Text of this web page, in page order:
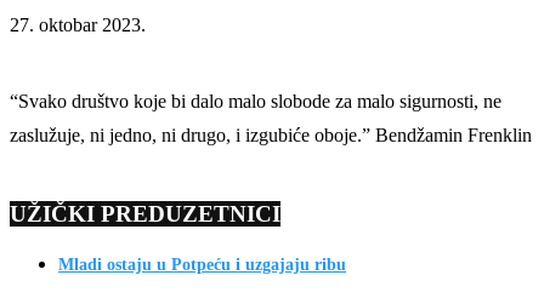
27. oktobar 2023.
“Svako društvo koje bi dalo malo slobode za malo sigurnosti, ne
zaslužuje, ni jedno, ni drugo, i izgubiće oboje.” Bendžamin Frenklin
UŽIČKI PREDUZETNICI
Mladi ostaju u Potpeću i uzgajaju ribu